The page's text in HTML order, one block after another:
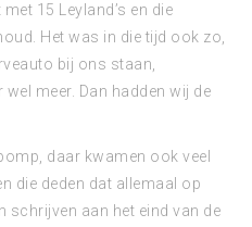
15 Leyland’s en die
Het was in die tijd ook zo,
bij ons staan,
meer. Dan hadden wij de
daar kwamen ook veel
die deden dat allemaal op
schrijven aan het eind van de